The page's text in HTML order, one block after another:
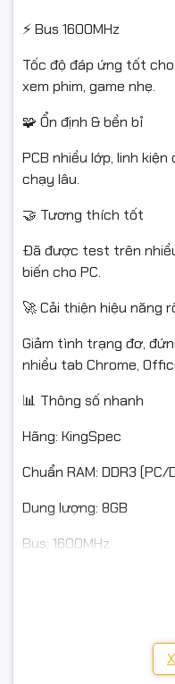
⚡ Bus 1600MHz
Tốc độ đáp ứng tốt
xem phim, game nhẹ.
🧩 Ổn định & bền bỉ
PCB nhiều lớp, linh
chạy lâu.
🤝 Tương thích tốt
Đã được test trên
biến cho PC.
🚀 Cải thiện hiệu năng
Giảm tình trạng đơ,
nhiều tab Chrome,
📊 Thông số nhanh
Hãng: KingSpec
Chuẩn RAM: DDR3
Dung lượng: 8GB
Bus: 1600MHz
Máy văn phòng, máy